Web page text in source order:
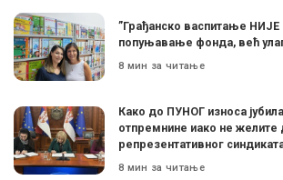
”Грађанско васпитање
попуњавање фонда, већ
8 мин за читање
Како до ПУНОГ износа
отпремнине иако не желите
репрезентативног
8 мин за читање